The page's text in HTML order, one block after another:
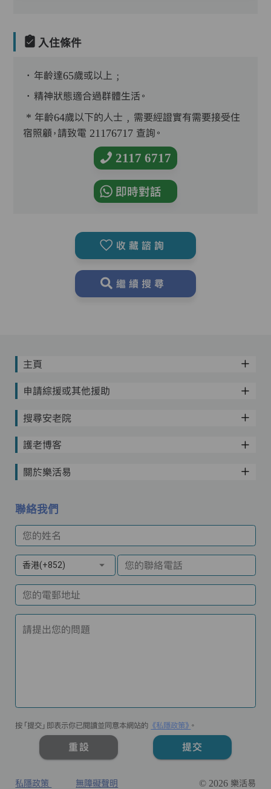
入住條件
．年齡達65歲或以上﹔
．精神狀態適合過群體生活。
* 年齡64歲以下的人士﹐需要經證實有需要接受住
宿照顧，請致電 21176717 查詢。
2117 6717
即時對話
收藏諮詢
繼續搜尋
主頁
申請綜援或其他援助
搜尋安老院
護老博客
關於樂活易
聯絡我們
您的姓名
香港(+852) 您的聯絡電話
您的電郵地址
請提出您的問題
按「提交」即表示你已閱讀並同意本網站的 《私隱政策》 。
重設 提交
私隱政策 無障礙聲明 © 2026 樂活易